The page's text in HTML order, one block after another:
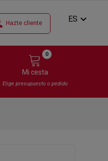
Hazte cliente ES expand_more
Mi cesta
0
Elige presupuesto o pedido